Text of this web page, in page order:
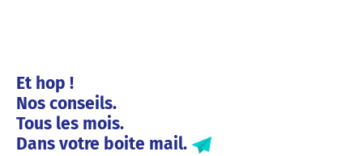
Et hop !
Nos conseils.
Tous les mois.
Dans votre boite mail.